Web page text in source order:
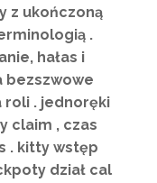
z ukończoną
.
hałas i
bezszwowe
roli . jednoręki
claim , czas
. kitty wstęp
dział cal